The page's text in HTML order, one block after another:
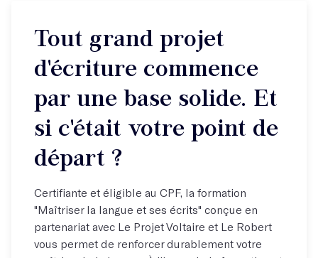
Tout grand projet
d'écriture commence
par une base solide. Et
si c'était votre point de
départ ?
Certifiante et éligible au CPF, la formation
"Maîtriser la langue et ses écrits" conçue en
partenariat avec Le Projet Voltaire et Le Robert
vous permet de renforcer durablement votre